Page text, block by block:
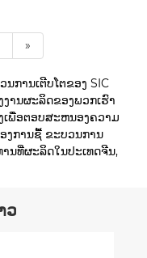
»
ການເຕີບໂຕຂອງ SIC
ງານຜະລິດຂອງພວກເຮົາ
ເພື່ອຕອບສະຫນອງຄວາມ
ງການຊື້ ຂະບວນການ
ານທີ່ຜະລິດໃນປະເທດຈີນ,
ວ